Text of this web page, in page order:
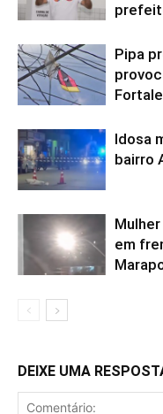
Pipa
Idosa
bairro
em
DEIXE UMA